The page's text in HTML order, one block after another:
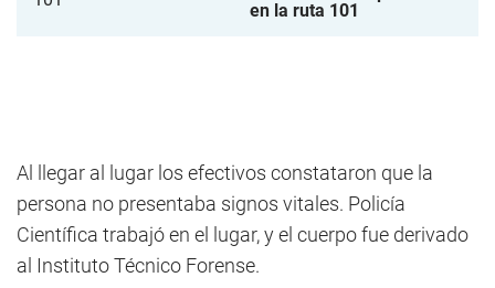
en la ruta 101
Al llegar al lugar los efectivos constataron que la
persona no presentaba signos vitales. Policía
Científica trabajó en el lugar, y el cuerpo fue derivado
al Instituto Técnico Forense.